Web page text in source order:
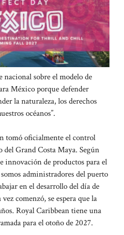
nacional sobre el modelo de
México porque defender
la naturaleza, los derechos
océanos”.
tomó oficialmente el control
Grand Costa Maya. Según
innovación de productos para el
administradores del puerto
en el desarrollo del día de
comenzó, se espera que la
Royal Caribbean tiene una
para el otoño de 2027.